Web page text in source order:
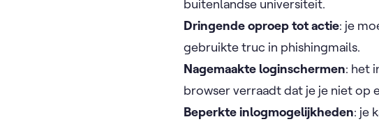
buitenlandse universiteit.
Dringende oproep tot actie: je
gebruikte truc in phishingmails.
Nagemaakte loginschermen: het
browser verraadt dat je je niet op
Beperkte inlogmogelijkheden: je